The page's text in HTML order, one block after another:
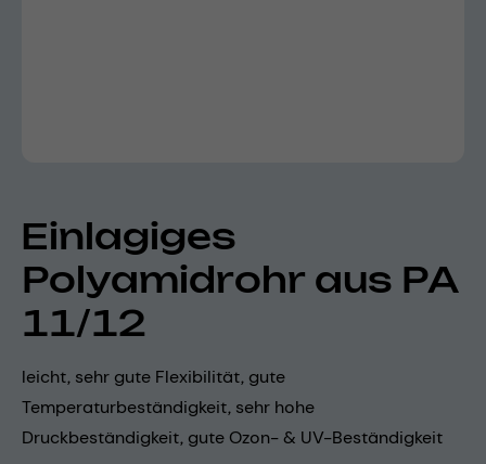
Einlagiges
Polyamidrohr aus PA
11/12
leicht, sehr gute Flexibilität, gute
Temperaturbeständigkeit, sehr hohe
Druckbeständigkeit, gute Ozon- & UV-Beständigkeit